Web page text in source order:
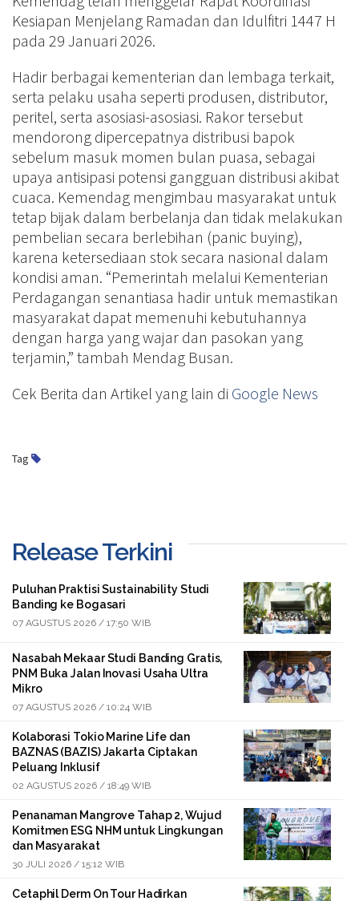
Kesiapan Menjelang Ramadan dan Idulfitri 1447 H
pada 29 Januari 2026.
Hadir berbagai kementerian dan lembaga terkait,
serta pelaku usaha seperti produsen, distributor,
peritel, serta asosiasi-asosiasi. Rakor tersebut
mendorong dipercepatnya distribusi bapok
sebelum masuk momen bulan puasa, sebagai
upaya antisipasi potensi gangguan distribusi akibat
cuaca. Kemendag mengimbau masyarakat untuk
tetap bijak dalam berbelanja dan tidak melakukan
pembelian secara berlebihan (panic buying),
karena ketersediaan stok secara nasional dalam
kondisi aman. “Pemerintah melalui Kementerian
Perdagangan senantiasa hadir untuk memastikan
masyarakat dapat memenuhi kebutuhannya
dengan harga yang wajar dan pasokan yang
terjamin,” tambah Mendag Busan.
Cek Berita dan Artikel yang lain di Google News
Tag
Release Terkini
Puluhan Praktisi Sustainability Studi
Banding ke Bogasari
07 AGUSTUS 2026 / 17:50 WIB
Nasabah Mekaar Studi Banding Gratis,
PNM Buka Jalan Inovasi Usaha Ultra
Mikro
07 AGUSTUS 2026 / 10:24 WIB
Kolaborasi Tokio Marine Life dan
BAZNAS (BAZIS) Jakarta Ciptakan
Peluang Inklusif
02 AGUSTUS 2026 / 18:49 WIB
Penanaman Mangrove Tahap 2, Wujud
Komitmen ESG NHM untuk Lingkungan
dan Masyarakat
30 JULI 2026 / 15:12 WIB
Cetaphil Derm On Tour Hadirkan